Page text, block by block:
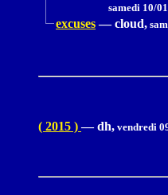
samedi 10/
excuses — cloud,
( 2015 )— dh, vendredi